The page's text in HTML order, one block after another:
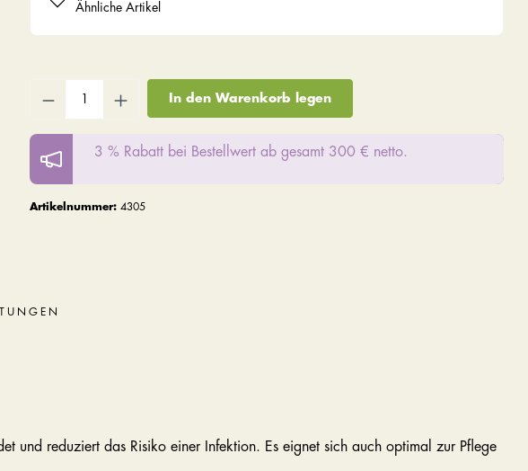
Ähnliche Artikel
In den Warenkorb legen
3 % Rabatt bei Bestellwert ab gesamt 300 € netto.
Artikelnummer: 4305
und reduziert das Risiko einer Infektion. Es eignet sich auch optimal zur Pflege